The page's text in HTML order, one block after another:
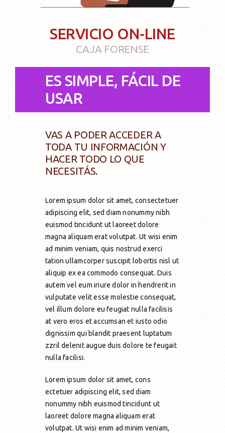
Transform. a Jub. Ord.
Reconocimiento de servicios
Pago Haberes Pendientes
SERVICIO ON-LINE
CAJA FORENSE
ES SIMPLE, FÁCIL DE
USAR
VAS A PODER ACCEDER A
TODA TU INFORMACIÓN Y
HACER TODO LO QUE
NECESITÁS.
Lorem ipsum dolor sit amet, consectetuer
adipiscing elit, sed diam nonummy nibh
euismod tincidunt ut laoreet dolore
magna aliquam erat volutpat. Ut wisi enim
ad minim veniam, quis nostrud exerci
tation ullamcorper suscipit lobortis nisl ut
aliquip ex ea commodo consequat. Duis
autem vel eum iriure dolor in hendrerit in
vulputate velit esse molestie consequat,
vel illum dolore eu feugiat nulla facilisis
at vero eros et accumsan et iusto odio
dignissim qui blandit praesent luptatum
zzril delenit augue duis dolore te feugait
nulla facilisi.
Lorem ipsum dolor sit amet, cons
ectetuer adipiscing elit, sed diam
nonummy nibh euismod tincidunt ut
laoreet dolore magna aliquam erat
volutpat. Ut wisi enim ad minim veniam,